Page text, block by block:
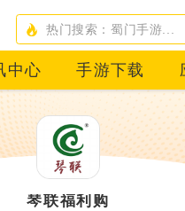
中心 手游下载
琴联福利购